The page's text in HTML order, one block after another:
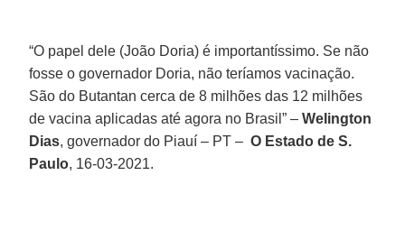
“O papel dele (João Doria) é importantíssimo. Se não
fosse o governador Doria, não teríamos vacinação.
São do Butantan cerca de 8 milhões das 12 milhões
de vacina aplicadas até agora no Brasil” –Welington
Dias, governador do Piauí – PT –O Estado de S.
Paulo, 16-03-2021.